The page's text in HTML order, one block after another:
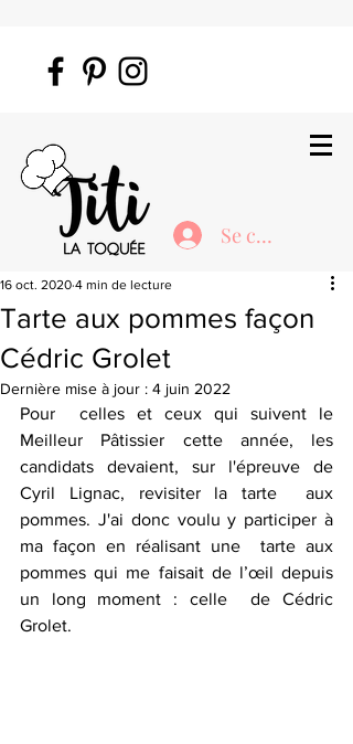
Se connecter
Tarte aux pommes façon
Cédric Grolet
16 oct. 2020 4 min de lecture
Dernière mise à jour : 4 juin 2022
Pour  celles et ceux qui suivent le
Meilleur Pâtissier cette année, les
candidats devaient, sur l'épreuve de
Cyril Lignac, revisiter la tarte  aux
pommes. J'ai donc voulu y participer à
ma façon en réalisant une  tarte aux
pommes qui me faisait de l’œil depuis
un long moment : celle  de Cédric
Grolet.